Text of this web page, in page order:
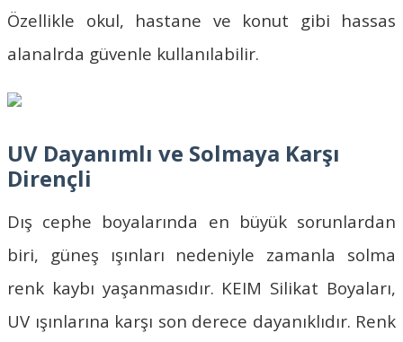
Özellikle okul, hastane ve konut gibi hassas
alanalrda güvenle kullanılabilir.
UV Dayanımlı ve Solmaya Karşı
Dirençli
Dış cephe boyalarında en büyük sorunlardan
biri, güneş ışınları nedeniyle zamanla solma
renk kaybı yaşanmasıdır. KEIM Silikat Boyaları,
UV ışınlarına karşı son derece dayanıklıdır. Renk